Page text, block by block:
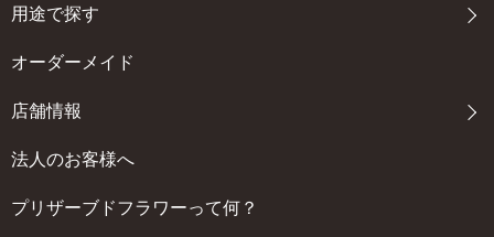
用途で探す
オーダーメイド
店舗情報
法人のお客様へ
プリザーブドフラワーって何？